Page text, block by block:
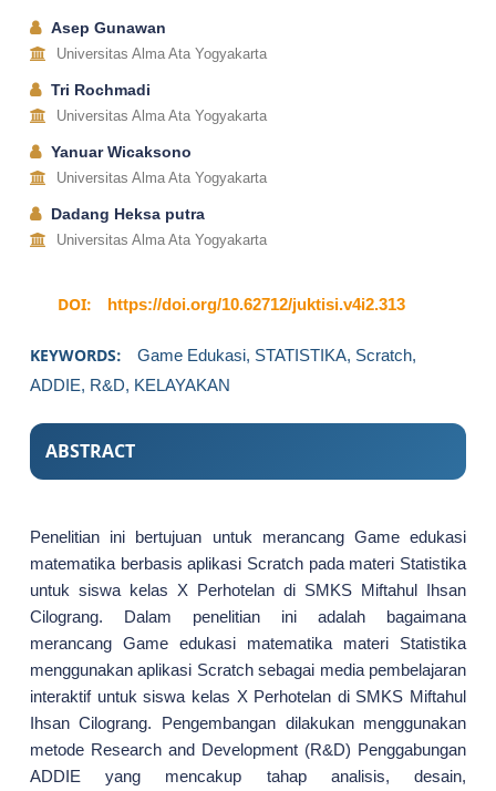
Asep Gunawan
Universitas Alma Ata Yogyakarta
Tri Rochmadi
Universitas Alma Ata Yogyakarta
Yanuar Wicaksono
Universitas Alma Ata Yogyakarta
Dadang Heksa putra
Universitas Alma Ata Yogyakarta
DOI: https://doi.org/10.62712/juktisi.v4i2.313
KEYWORDS:
Game Edukasi, STATISTIKA, Scratch,
ADDIE, R&D, KELAYAKAN
ABSTRACT
Penelitian ini bertujuan untuk merancang Game edukasi
matematika berbasis aplikasi Scratch pada materi Statistika
untuk siswa kelas X Perhotelan di SMKS Miftahul Ihsan
Cilograng. Dalam penelitian ini adalah bagaimana
merancang Game edukasi matematika materi Statistika
menggunakan aplikasi Scratch sebagai media pembelajaran
interaktif untuk siswa kelas X Perhotelan di SMKS Miftahul
Ihsan Cilograng. Pengembangan dilakukan menggunakan
metode Research and Development (R&D) Penggabungan
ADDIE yang mencakup tahap analisis, desain,